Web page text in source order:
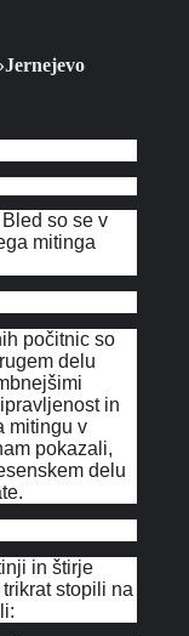
so se v
mitinga
počitnic so
delu
in
mitingu v
pokazali,
delu
in štirje
stopili na